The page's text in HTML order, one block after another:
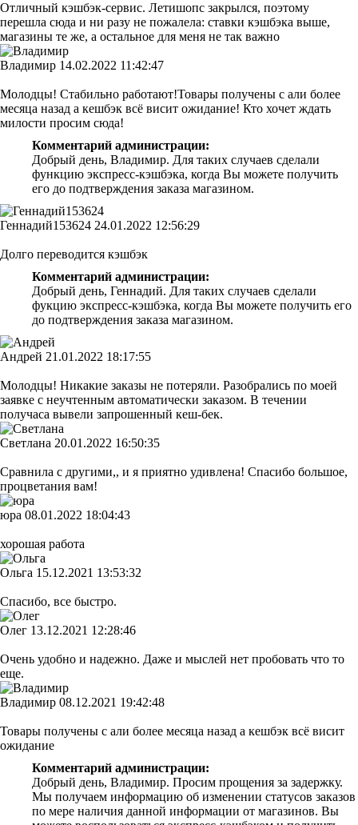
Отличный кэшбэк-сервис. Летишопс закрылся, поэтому
перешла сюда и ни разу не пожалела: ставки кэшбэка выше,
магазины те же, а остальное для меня не так важно
Владимир 14.02.2022 11:42:47
Молодцы! Стабильно работают!Товары получены с али более
месяца назад а кешбэк всё висит ожидание! Кто хочет ждать
милости просим сюда!
Комментарий администрации:
Добрый день, Владимир. Для таких случаев сделали
функцию экспресс-кэшбэка, когда Вы можете получить
его до подтверждения заказа магазином.
Геннадий153624 24.01.2022 12:56:29
Долго переводится кэшбэк
Комментарий администрации:
Добрый день, Геннадий. Для таких случаев сделали
фукцию экспресс-кэшбэка, когда Вы можете получить его
до подтверждения заказа магазином.
Андрей 21.01.2022 18:17:55
Молодцы! Никакие заказы не потеряли. Разобрались по моей
заявке с неучтенным автоматически заказом. В течении
получаса вывели запрошенный кеш-бек.
Светлана 20.01.2022 16:50:35
Сравнила с другими,, и я приятно удивлена! Спасибо большое,
процветания вам!
юра 08.01.2022 18:04:43
хорошая работа
Ольга 15.12.2021 13:53:32
Спасибо, все быстро.
Олег 13.12.2021 12:28:46
Очень удобно и надежно. Даже и мыслей нет пробовать что то
еще.
Владимир 08.12.2021 19:42:48
Товары получены с али более месяца назад а кешбэк всё висит
ожидание
Комментарий администрации:
Добрый день, Владимир. Просим прощения за задержку.
Мы получаем информацию об изменении статусов заказов
по мере наличия данной информации от магазинов. Вы